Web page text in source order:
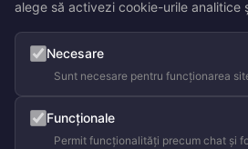
alege să activezi cookie-urile analitice
Necesare
Sunt necesare pentru funcționarea
Funcționale
Permit funcționalități precum chat și